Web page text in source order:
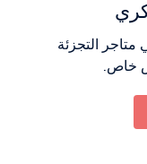
متاجر التجزئة
خاص.